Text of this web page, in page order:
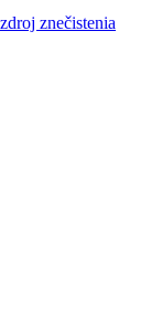
znečistenia